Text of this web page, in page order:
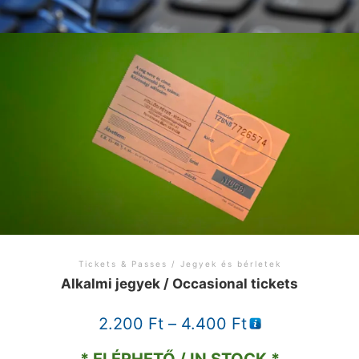
Tickets & Passes / Jegyek és bérletek
Alkalmi jegyek / Occasional tickets
2.200 Ft – 4.400 FtPrice